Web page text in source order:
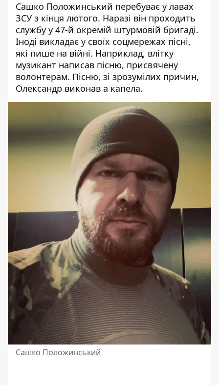
Сашко Положинський перебуває у лавах
ЗСУ з кінця лютого. Наразі він проходить
службу у 47-й окремій штурмовій бригаді.
Іноді викладає у своїх соцмережах пісні,
які пише на війні. Наприклад, влітку
музикант написав пісню, присвячену
волонтерам. Пісню, зі зрозумілих причин,
Олександр виконав а капела.
Сашко Положинський